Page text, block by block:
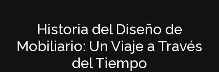
Historia del Diseño de
Mobiliario: Un Viaje a Través
del Tiempo